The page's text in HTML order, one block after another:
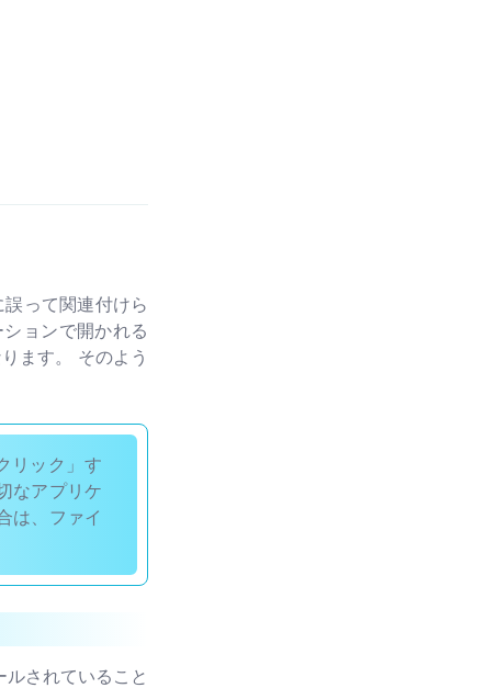
誤って関連付けら
ョンで開かれる
ます。 そのよう
リック」す
なアプリケ
は、ファイ
されていること